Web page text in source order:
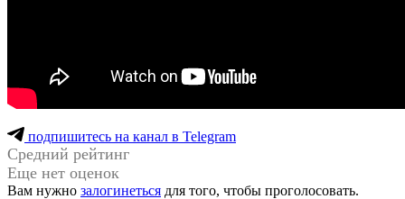
подпишитесь на канал в Telegram
Средний рейтинг
Еще нет оценок
Вам нужно залогинеться для того, чтобы проголосовать.